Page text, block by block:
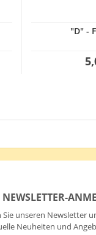
"D" -
NEWSLETTER-
Sie unseren Newsletter
Neuheiten und